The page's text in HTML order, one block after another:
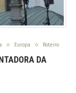
Europa Roteiro
DA